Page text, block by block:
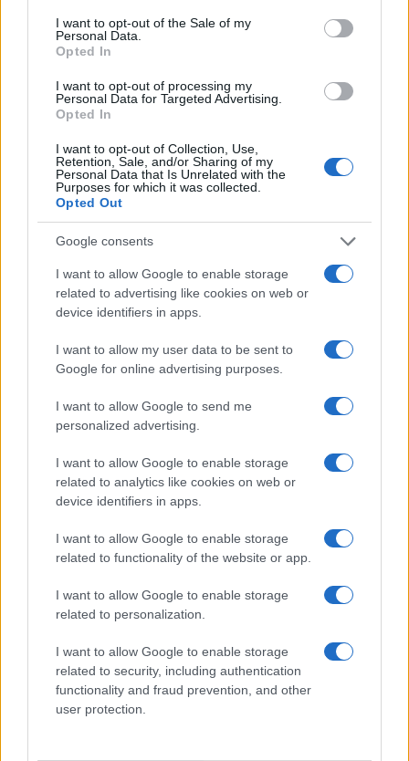
consent section.
I want to opt-out of the Sale of my
Personal Data.
Opted In
I want to opt-out of processing my
Personal Data for Targeted Advertising.
Opted In
I want to opt-out of Collection, Use,
Retention, Sale, and/or Sharing of my
Personal Data that Is Unrelated with the
Purposes for which it was collected.
Opted Out
Google consents
I want to allow Google to enable storage
related to advertising like cookies on web or
device identifiers in apps.
I want to allow my user data to be sent to
Google for online advertising purposes.
I want to allow Google to send me
personalized advertising.
I want to allow Google to enable storage
related to analytics like cookies on web or
device identifiers in apps.
I want to allow Google to enable storage
related to functionality of the website or app.
I want to allow Google to enable storage
related to personalization.
I want to allow Google to enable storage
related to security, including authentication
functionality and fraud prevention, and other
user protection.
Sigue leyendo
IMPUESTO
Tributación de criptoactivos y carteras bajo el impuesto a
grandes fortunas